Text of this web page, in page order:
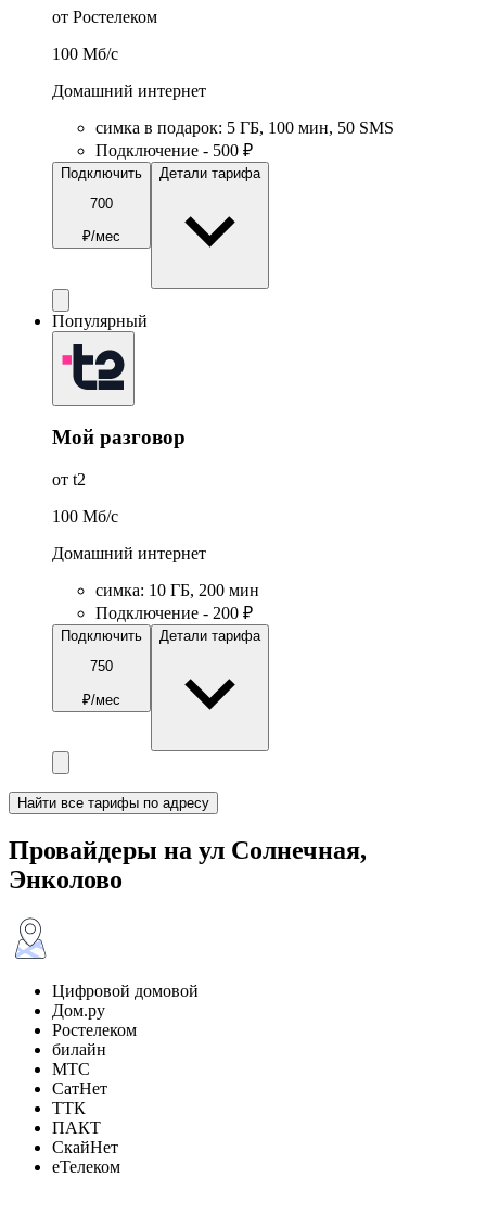
от Ростелеком
100 Мб/c
Домашний интернет
симка в подарок: 5 ГБ, 100 мин, 50 SMS
Подключение - 500 ₽
Подключить
700
₽/мес
Детали тарифа
Популярный
Мой разговор
от t2
100 Мб/c
Домашний интернет
симка: 10 ГБ, 200 мин
Подключение - 200 ₽
Подключить
750
₽/мес
Детали тарифа
Найти все тарифы по адресу
Провайдеры на ул Солнечная,
Энколово
Цифровой домовой
Дом.ру
Ростелеком
билайн
МТС
СатНет
ТТК
ПАКТ
СкайНет
еТелеком